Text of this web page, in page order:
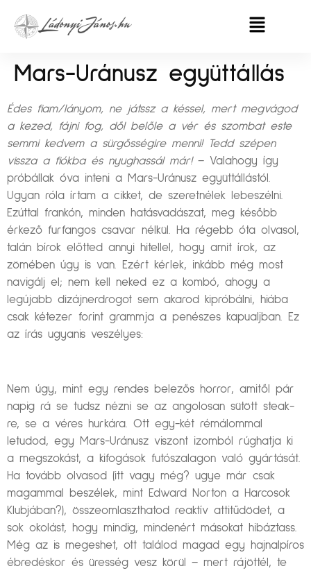
Mars-Uránusz együttállás
Édes fiam/lányom, ne játssz a késsel, mert megvágod
a kezed, fájni fog, dől belőle a vér és szombat este
semmi kedvem a sürgősségire menni! Tedd szépen
vissza a fiókba és nyughassál már!– Valahogy így
próbállak óva inteni a Mars-Uránusz együttállástól.
Ugyan róla írtam a cikket, de szeretnélek lebeszélni.
Ezúttal frankón, minden hatásvadászat, meg később
érkező furfangos csavar nélkül. Ha régebb óta olvasol,
talán bírok előtted annyi hitellel, hogy amit írok, az
zömében úgy is van. Ezért kérlek, inkább még most
navigálj el; nem kell neked ez a kombó, ahogy a
legújabb dizájnerdrogot sem akarod kipróbálni, hiába
csak kétezer forint grammja a penészes kapualjban. Ez
az írás ugyanis veszélyes:
Nem úgy, mint egy rendes belezős horror, amitől pár
napig rá se tudsz nézni se az angolosan sütött steak-
re, se a véres hurkára. Ott egy-két rémálommal
letudod, egy Mars-Uránusz viszont izomból rúghatja ki
a megszokást, a kifogások futószalagon való gyártását.
Ha tovább olvasod (itt vagy még? ugye már csak
magammal beszélek, mint Edward Norton a Harcosok
Klubjában?), összeomlaszthatod reaktív attitűdödet, a
sok okolást, hogy mindig, mindenért másokat hibáztass.
Még az is megeshet, ott találod magad egy hajnalpíros
ébredéskor és üresség vesz körül – mert rájöttél, te